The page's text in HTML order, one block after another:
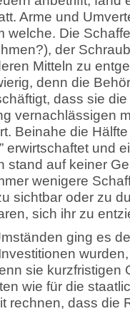
Arme und
welche. Die
der
Mitteln zu
denn die
dass sie
vernachlässigen
Beinahe die
erwirtschaftet und
stand auf keiner
wenigere
sichtbar oder zu
sich ihr zu
ging es
sie kurzfristigen
wie für die
rechnen, dass die